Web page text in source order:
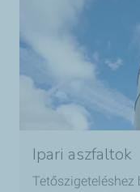
Ipari aszfaltok